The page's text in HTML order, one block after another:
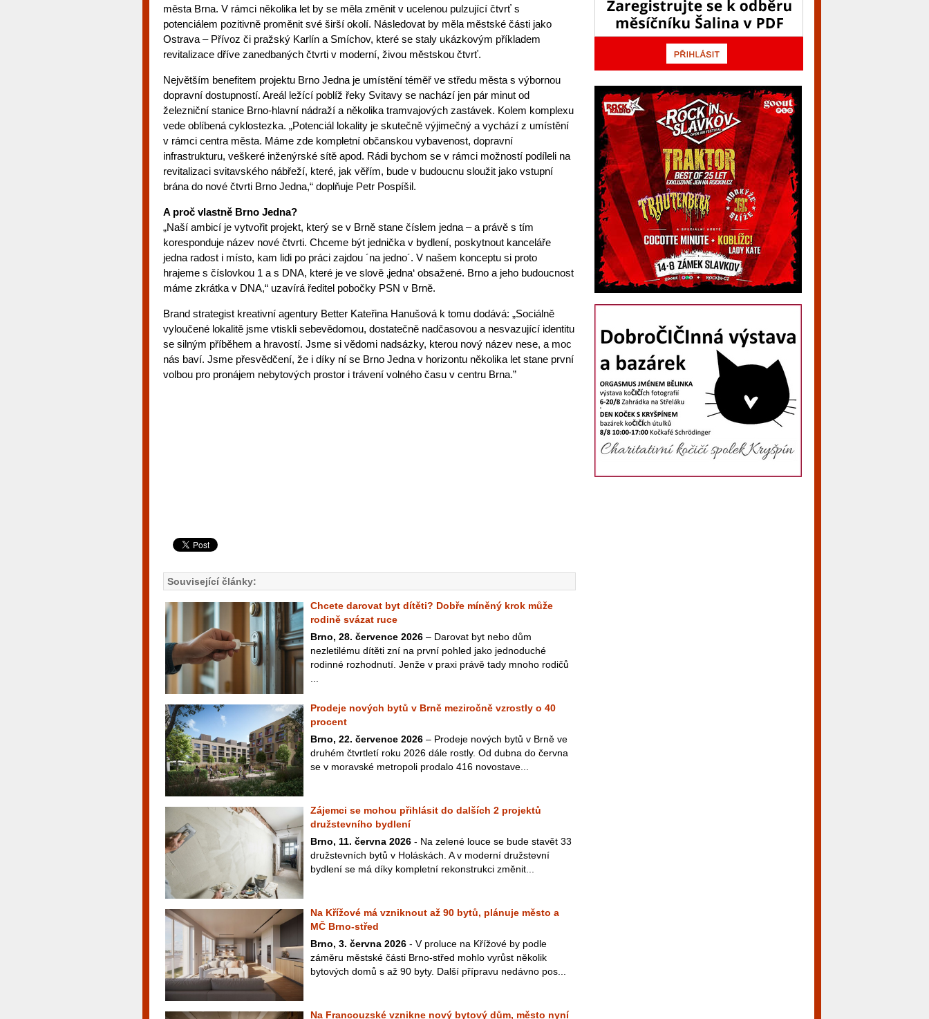
města Brna. V rámci několika let by se měla změnit v ucelenou pulzující čtvrť s
potenciálem pozitivně proměnit své širší okolí. Následovat by měla městské části jako
Ostrava – Přívoz či pražský Karlín a Smíchov, které se staly ukázkovým příkladem
revitalizace dříve zanedbaných čtvrti v moderní, živou městskou čtvrť.
Největším benefitem projektu Brno Jedna je umístění téměř ve středu města s výbornou
dopravní dostupností. Areál ležící poblíž řeky Svitavy se nachází jen pár minut od
železniční stanice Brno-hlavní nádraží a několika tramvajových zastávek. Kolem komplexu
vede oblíbená cyklostezka. „Potenciál lokality je skutečně výjimečný a vychází z umístění
v rámci centra města. Máme zde kompletní občanskou vybavenost, dopravní
infrastrukturu, veškeré inženýrské sítě apod. Rádi bychom se v rámci možností podíleli na
revitalizaci svitavského nábřeží, které, jak věřím, bude v budoucnu sloužit jako vstupní
brána do nové čtvrti Brno Jedna,“ doplňuje Petr Pospíšil.
A proč vlastně Brno Jedna?
„Naší ambicí je vytvořit projekt, který se v Brně stane číslem jedna – a právě s tím
koresponduje název nové čtvrti. Chceme být jednička v bydlení, poskytnout kanceláře
jedna radost i místo, kam lidi po práci zajdou ´na jedno´. V našem konceptu si proto
hrajeme s číslovkou 1 a s DNA, které je ve slově ‚jedna‘ obsažené. Brno a jeho budoucnost
máme zkrátka v DNA,“ uzavírá ředitel pobočky PSN v Brně.
Brand strategist kreativní agentury Better Kateřina Hanušová k tomu dodává: „Sociálně
vyloučené lokalitě jsme vtiskli sebevědomou, dostatečně nadčasovou a nesvazující identitu
se silným příběhem a hravostí. Jsme si vědomi nadsázky, kterou nový název nese, a moc
nás baví. Jsme přesvědčení, že i díky ní se Brno Jedna v horizontu několika let stane první
volbou pro pronájem nebytových prostor i trávení volného času v centru Brna.”
Související články:
Chcete darovat byt dítěti? Dobře míněný krok může
rodině svázat ruce
Brno, 28. července 2026 – Darovat byt nebo dům
nezletilému dítěti zní na první pohled jako jednoduché
rodinné rozhodnutí. Jenže v praxi právě tady mnoho rodičů
Prodeje nových bytů v Brně meziročně vzrostly o 40
procent
Brno, 22. července 2026 – Prodeje nových bytů v Brně ve
druhém čtvrtletí roku 2026 dále rostly. Od dubna do června
se v moravské metropoli prodalo 416 novostave...
Zájemci se mohou přihlásit do dalších 2 projektů
družstevního bydlení
Brno, 11. června 2026 - Na zelené louce se bude stavět 33
družstevních bytů v Holáskách. A v moderní družstevní
bydlení se má díky kompletní rekonstrukci změnit...
Na Křížové má vzniknout až 90 bytů, plánuje město a
MČ Brno-střed
Brno, 3. června 2026 - V proluce na Křížové by podle
záměru městské části Brno-střed mohlo vyrůst několik
bytových domů s až 90 byty. Další přípravu nedávno pos...
Na Francouzské vznikne nový bytový dům, město nyní